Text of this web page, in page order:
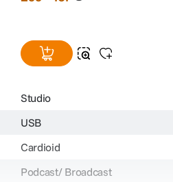
Studio
USB
Cardioid
Podcast/ Broadcast